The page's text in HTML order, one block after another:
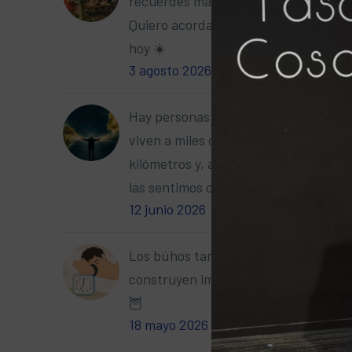
Una
y para
será
16
La
de un
Quiero acordarme de ti
hoy ☀️
3 agosto 2026
Hay personas que
viven a miles de
kilómetros y, aun así,
las sentimos cerca 🌎
12 junio 2026
Los búhos también
construyen imperios
🦉
18 mayo 2026